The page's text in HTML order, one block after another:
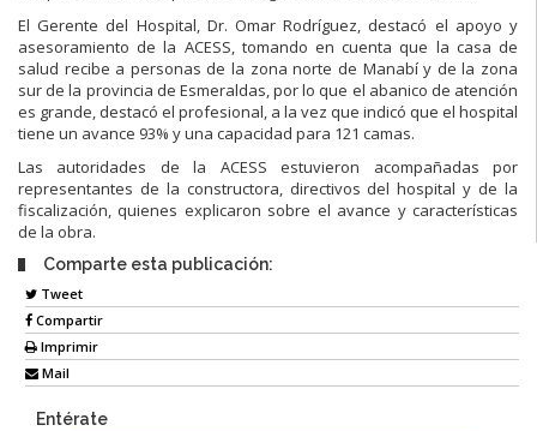
El Gerente del Hospital, Dr. Omar Rodríguez, destacó el apoyo y
asesoramiento de la ACESS, tomando en cuenta que la casa de
salud recibe a personas de la zona norte de Manabí y de la zona
sur de la provincia de Esmeraldas, por lo que el abanico de atención
es grande, destacó el profesional, a la vez que indicó que el hospital
tiene un avance 93% y una capacidad para 121 camas.
Las autoridades de la ACESS estuvieron acompañadas por
representantes de la constructora, directivos del hospital y de la
fiscalización, quienes explicaron sobre el avance y características
de la obra.
Comparte esta publicación:
Tweet
Compartir
Imprimir
Mail
Entérate